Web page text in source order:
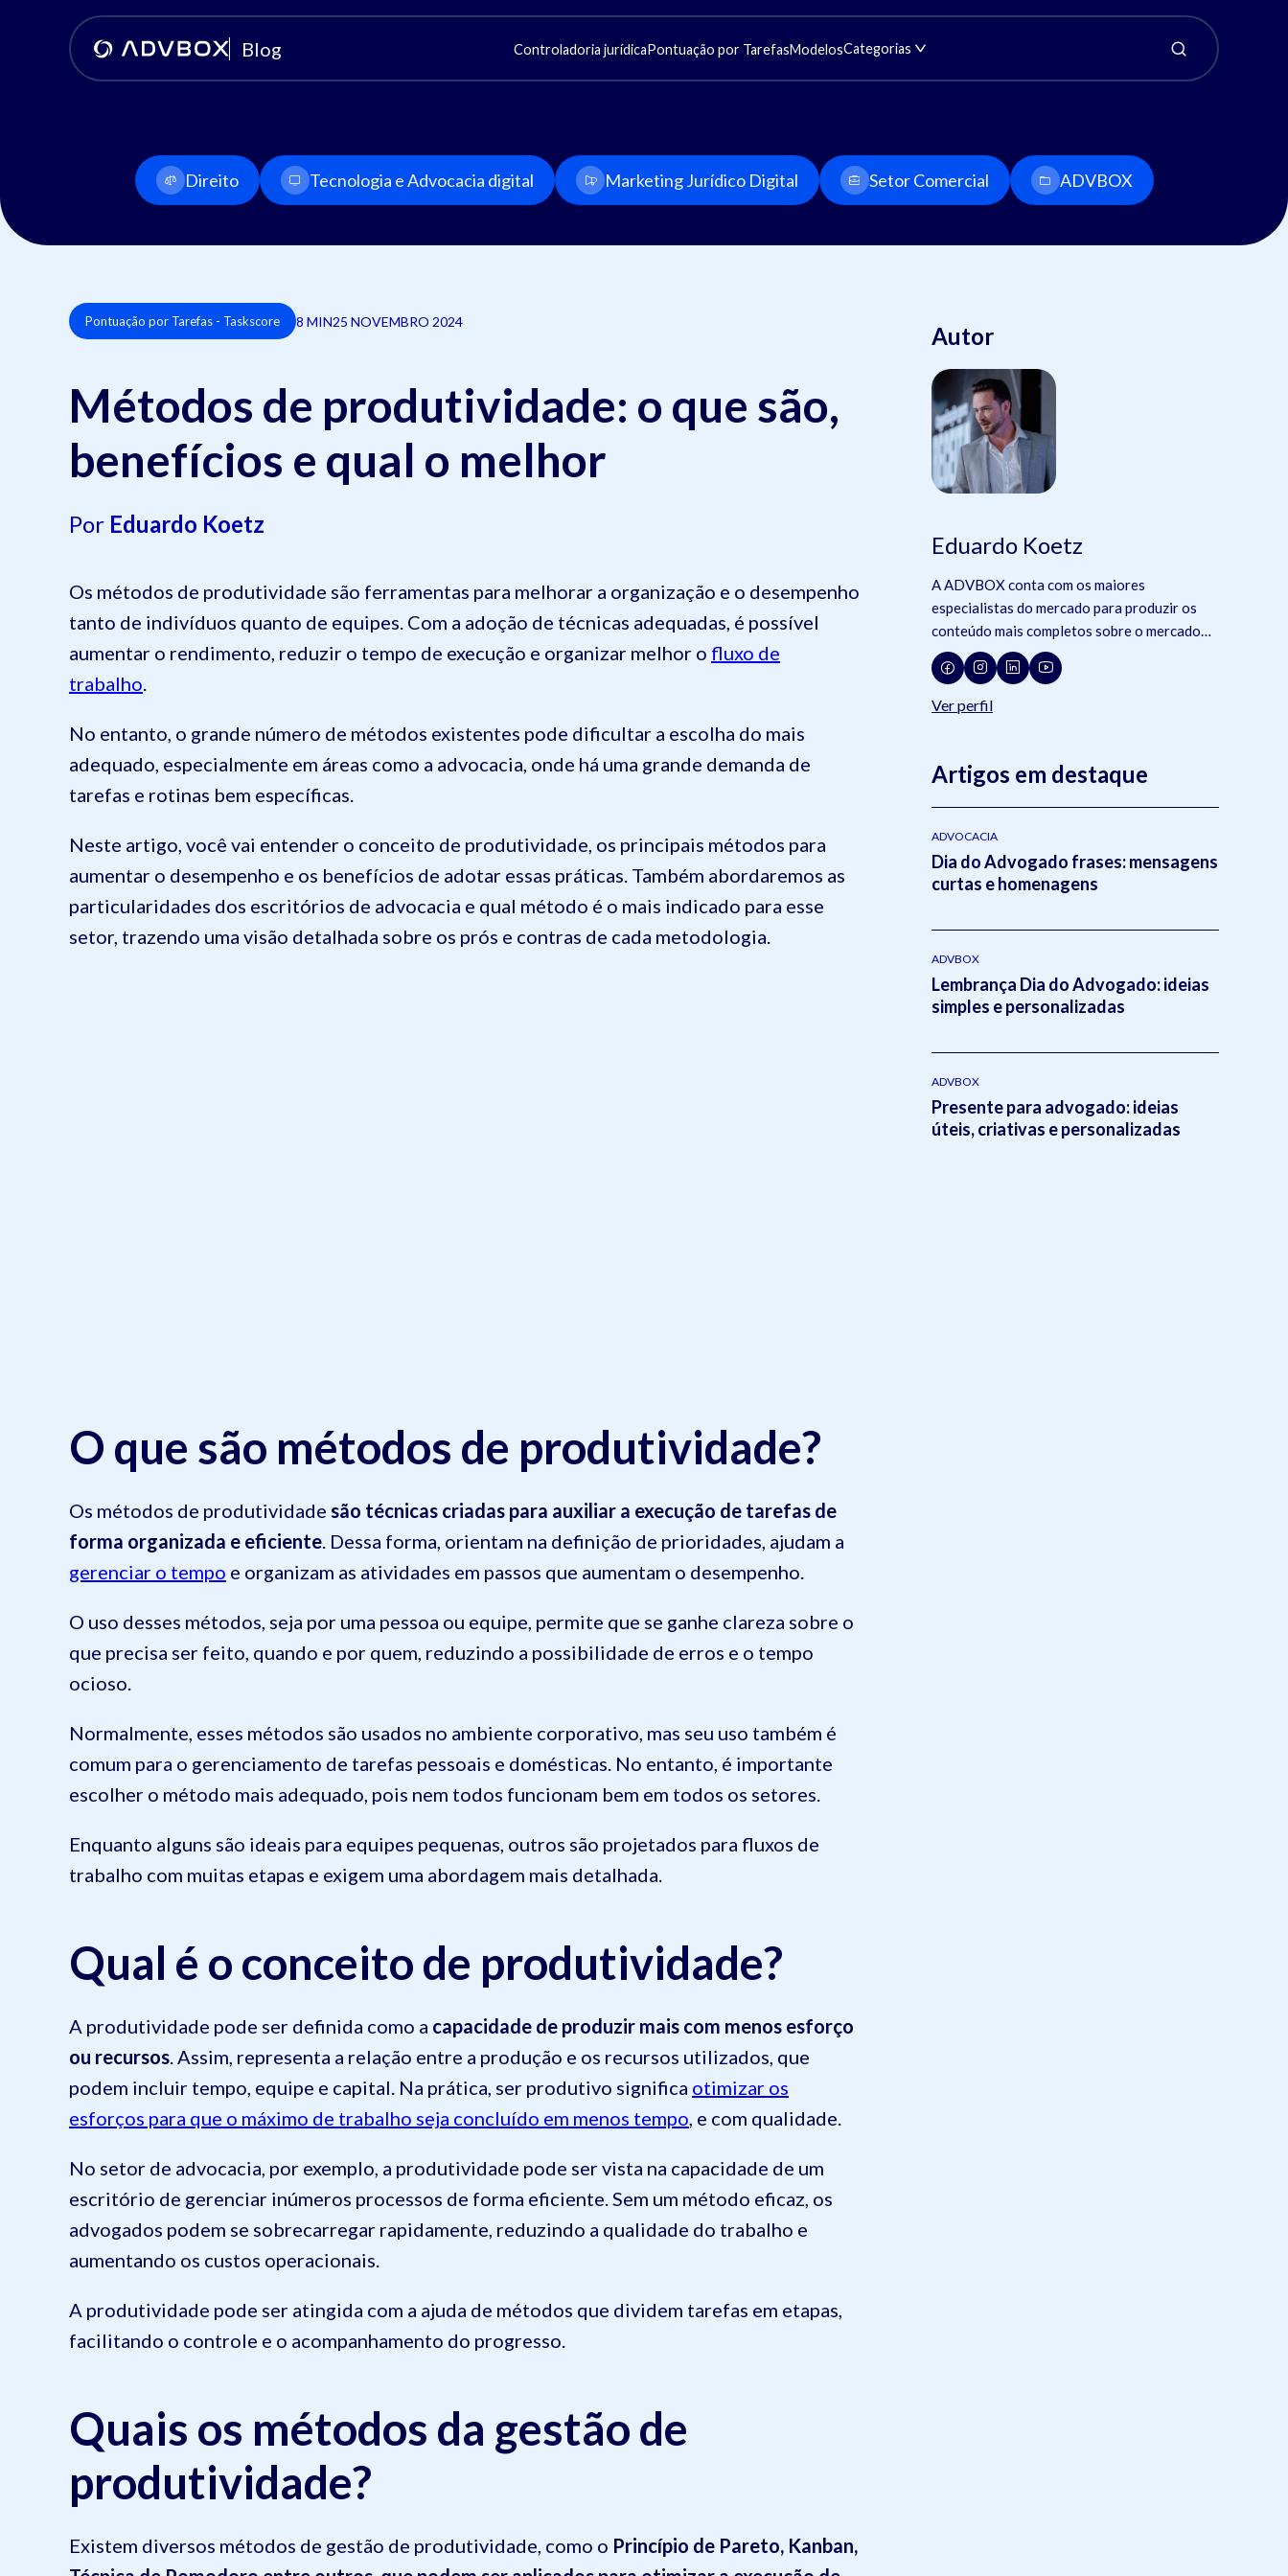
Blog Controladoria jurídicaPontuação por TarefasModelosCategorias
Direito Tecnologia e Advocacia digital Marketing Jurídico Digital Setor Comercial ADVBOX
Pontuação por Tarefas - Taskscore 8 MIN25 NOVEMBRO 2024
Métodos de produtividade: o que são,
benefícios e qual o melhor
Por Eduardo Koetz
Os métodos de produtividade são ferramentas para melhorar a organização e o desempenho
tanto de indivíduos quanto de equipes. Com a adoção de técnicas adequadas, é possível
aumentar o rendimento, reduzir o tempo de execução e organizar melhor o fluxo de
trabalho.
No entanto, o grande número de métodos existentes pode dificultar a escolha do mais
adequado, especialmente em áreas como a advocacia, onde há uma grande demanda de
tarefas e rotinas bem específicas.
Neste artigo, você vai entender o conceito de produtividade, os principais métodos para
aumentar o desempenho e os benefícios de adotar essas práticas. Também abordaremos as
particularidades dos escritórios de advocacia e qual método é o mais indicado para esse
setor, trazendo uma visão detalhada sobre os prós e contras de cada metodologia.
O que são métodos de produtividade?
Os métodos de produtividade são técnicas criadas para auxiliar a execução de tarefas de
forma organizada e eficiente . Dessa forma, orientam na definição de prioridades, ajudam a
gerenciar o tempo e organizam as atividades em passos que aumentam o desempenho.
O uso desses métodos, seja por uma pessoa ou equipe, permite que se ganhe clareza sobre o
que precisa ser feito, quando e por quem, reduzindo a possibilidade de erros e o tempo
ocioso.
Normalmente, esses métodos são usados no ambiente corporativo, mas seu uso também é
comum para o gerenciamento de tarefas pessoais e domésticas. No entanto, é importante
escolher o método mais adequado, pois nem todos funcionam bem em todos os setores.
Enquanto alguns são ideais para equipes pequenas, outros são projetados para fluxos de
trabalho com muitas etapas e exigem uma abordagem mais detalhada.
Qual é o conceito de produtividade?
A produtividade pode ser definida como a capacidade de produzir mais com menos esforço
ou recursos . Assim, representa a relação entre a produção e os recursos utilizados, que
podem incluir tempo, equipe e capital. Na prática, ser produtivo significa otimizar os
esforços para que o máximo de trabalho seja concluído em menos tempo , e com qualidade.
No setor de advocacia, por exemplo, a produtividade pode ser vista na capacidade de um
escritório de gerenciar inúmeros processos de forma eficiente. Sem um método eficaz, os
advogados podem se sobrecarregar rapidamente, reduzindo a qualidade do trabalho e
aumentando os custos operacionais.
A produtividade pode ser atingida com a ajuda de métodos que dividem tarefas em etapas,
facilitando o controle e o acompanhamento do progresso.
Quais os métodos da gestão de
produtividade?
Existem diversos métodos de gestão de produtividade, como o Princípio de Pareto, Kanban,
Autor
Eduardo Koetz
A ADVBOX conta com os maiores
especialistas do mercado para produzir os
conteúdo mais completos sobre o mercado
jurídico, tecnologia e advocacia.
Ver perfil
Artigos em destaque
ADVOCACIA
Dia do Advogado frases: mensagens
curtas e homenagens
ADVBOX
Lembrança Dia do Advogado: ideias
simples e personalizadas
ADVBOX
Presente para advogado: ideias
úteis, criativas e personalizadas